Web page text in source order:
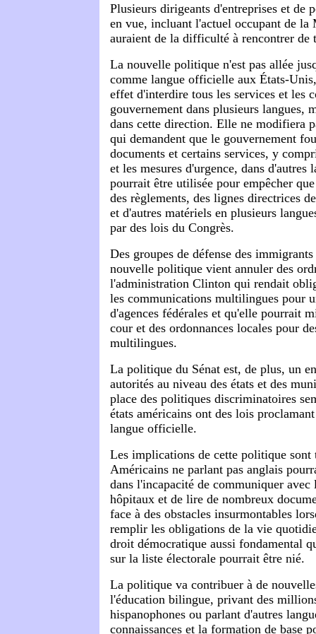
Plusieurs dirigeants d'entreprises et de
en vue, incluant l'actuel occupant de la
auraient de la difficulté à rencontrer de
La nouvelle politique n'est pas allée
comme langue officielle aux États-
effet d'interdire tous les services et les
gouvernement dans plusieurs langues,
dans cette direction. Elle ne modifiera
qui demandent que le gouvernement
documents et certains services, y
et les mesures d'urgence, dans d'autres
pourrait être utilisée pour empêcher
des règlements, des lignes directrices
et d'autres matériels en plusieurs
par des lois du Congrès.
Des groupes de défense des
nouvelle politique vient annuler des
l'administration Clinton qui rendait
les communications multilingues pour
d'agences fédérales et qu'elle pourrait
cour et des ordonnances locales pour
multilingues.
La politique du Sénat est, de plus, un
autorités au niveau des états et des
place des politiques discriminatoires
états américains ont des lois
langue officielle.
Les implications de cette politique sont
Américains ne parlant pas anglais
dans l'incapacité de communiquer avec
hôpitaux et de lire de nombreux
face à des obstacles insurmontables
remplir les obligations de la vie
droit démocratique aussi fondamental
sur la liste électorale pourrait être nié.
La politique va contribuer à de
l'éducation bilingue, privant des
hispanophones ou parlant d'autres
connaissances et la formation de base